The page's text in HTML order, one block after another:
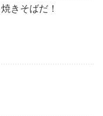
きそばだ！